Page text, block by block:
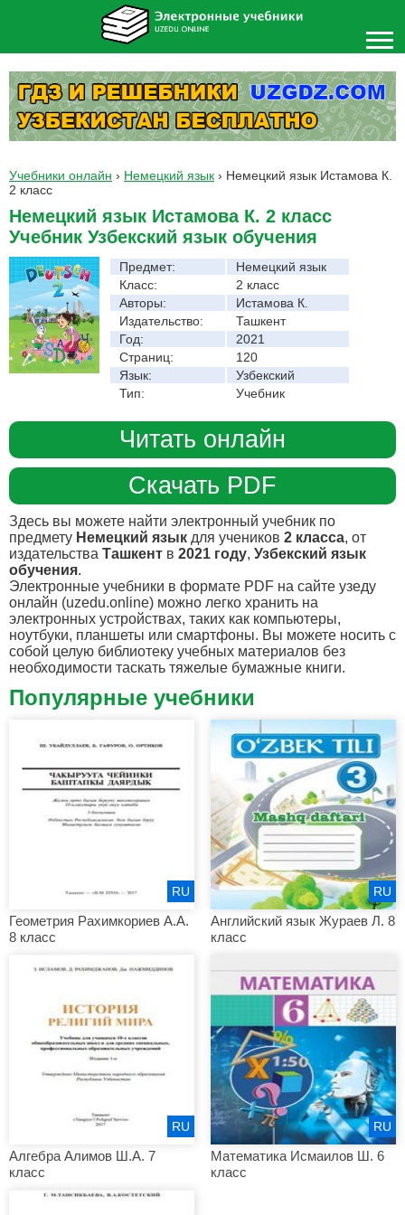
Учебники онлайн › Немецкий язык › Немецкий язык Истамова К.
2 класс
Немецкий язык Истамова К. 2 класс
Учебник Узбекский язык обучения
Предмет:
Немецкий язык
Класс:
2 класс
Авторы:
Истамова К.
Издательство:
Ташкент
Год:
2021
Страниц:
120
Язык:
Узбекский
Тип:
Учебник
Читать онлайн
Скачать PDF
Здесь вы можете найти электронный учебник по
предмету Немецкий язык для учеников 2 класса, от
издательства Ташкент в 2021 году, Узбекский язык
обучения.
Электронные учебники в формате PDF на сайте узеду
онлайн (uzedu.online) можно легко хранить на
электронных устройствах, таких как компьютеры,
ноутбуки, планшеты или смартфоны. Вы можете носить с
собой целую библиотеку учебных материалов без
необходимости таскать тяжелые бумажные книги.
Популярные учебники
Геометрия Рахимкориев А.А.
8 класс
RU
Английский язык Жураев Л. 8
класс
RU
Алгебра Алимов Ш.А. 7
класс
RU
Математика Исмаилов Ш. 6
класс
RU